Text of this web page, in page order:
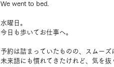
We went to bed.
水曜日。
今日も歩いてお仕事へ。
予約は詰まっていたものの、スムーズ
未来語にも慣れてきたけれど、気を抜